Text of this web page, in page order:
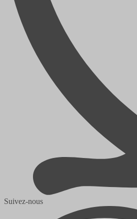
Suivez-nous